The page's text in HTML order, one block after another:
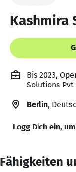
Kashmira
Bis 2023,
Solutions Pvt
Berlin,
Logg Dich ein,
Fähigkeiten